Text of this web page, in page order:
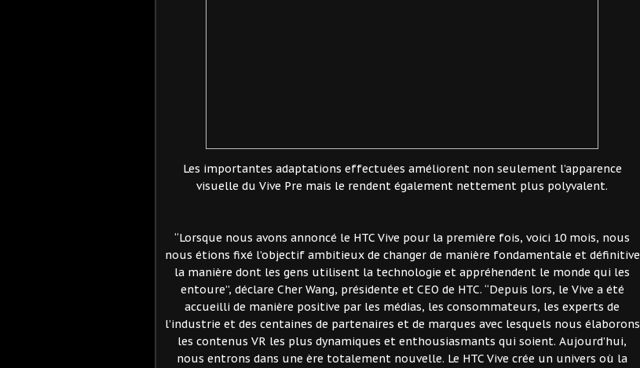
Les importantes adaptations effectuées améliorent non seulement l’apparence
visuelle du Vive Pre mais le rendent également nettement plus polyvalent.
“Lorsque nous avons annoncé le HTC Vive pour la première fois, voici 10 mois, nous
nous étions fixé l’objectif ambitieux de changer de manière fondamentale et définitive
la manière dont les gens utilisent la technologie et appréhendent le monde qui les
entoure”, déclare Cher Wang, présidente et CEO de HTC. “Depuis lors, le Vive a été
accueilli de manière positive par les médias, les consommateurs, les experts de
l’industrie et des centaines de partenaires et de marques avec lesquels nous élaborons
les contenus VR les plus dynamiques et enthousiasmants qui soient. Aujourd’hui,
nous entrons dans une ère totalement nouvelle. Le HTC Vive crée un univers où la